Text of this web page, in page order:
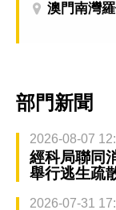
澳門南灣
部門新聞
2026-08-07
經科局聯同
舉行逃生疏
2026-07-31